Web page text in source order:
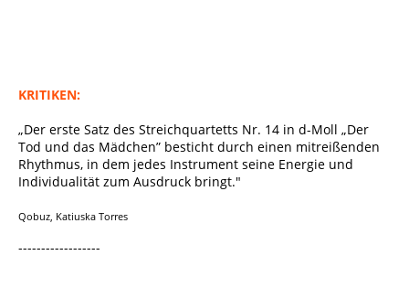
KRITIKEN:
„Der erste Satz des Streichquartetts Nr. 14 in d-Moll „Der
Tod und das Mädchen” besticht durch einen mitreißenden
Rhythmus, in dem jedes Instrument seine Energie und
Individualität zum Ausdruck bringt."
Qobuz, Katiuska Torres
------------------